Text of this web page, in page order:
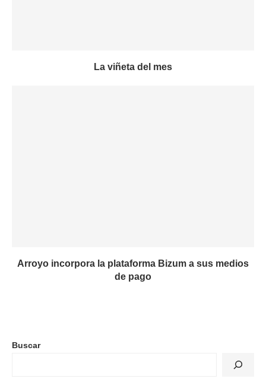
La viñeta del mes
Arroyo incorpora la plataforma Bizum a sus medios
de pago
Buscar